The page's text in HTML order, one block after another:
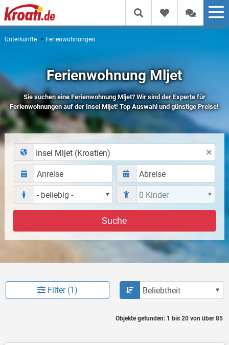
Unterkünfte Ferienwohnungen
Ferienwohnung Mljet
Sie suchen eine Ferienwohnung Mljet? Wir sind der Experte für
Ferienwohnungen auf der Insel Mljet! Top Auswahl und günstige Preise!
Insel Mljet (Kroatien)
Suche
Filter (1)
Objekte gefunden: 1 bis 20 von über 85